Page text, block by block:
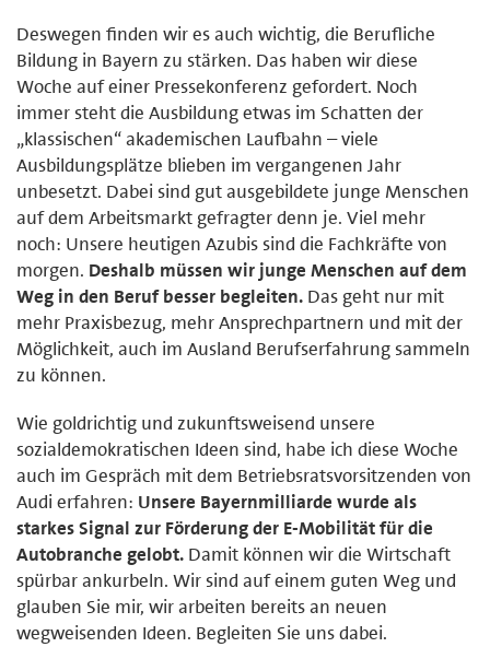
Deswegen finden wir es auch wichtig, die Berufliche
Bildung in Bayern zu stärken. Das haben wir diese
Woche auf einer Pressekonferenz gefordert. Noch
immer steht die Ausbildung etwas im Schatten der
„klassischen“ akademischen Laufbahn – viele
Ausbildungsplätze blieben im vergangenen Jahr
unbesetzt. Dabei sind gut ausgebildete junge Menschen
auf dem Arbeitsmarkt gefragter denn je. Viel mehr
noch: Unsere heutigen Azubis sind die Fachkräfte von
morgen. Deshalb müssen wir junge Menschen auf dem
Weg in den Beruf besser begleiten. Das geht nur mit
mehr Praxisbezug, mehr Ansprechpartnern und mit der
Möglichkeit, auch im Ausland Berufserfahrung sammeln
zu können.
Wie goldrichtig und zukunftsweisend unsere
sozialdemokratischen Ideen sind, habe ich diese Woche
auch im Gespräch mit dem Betriebsratsvorsitzenden von
Audi erfahren: Unsere Bayernmilliarde wurde als
starkes Signal zur Förderung der E-Mobilität für die
Autobranche gelobt. Damit können wir die Wirtschaft
spürbar ankurbeln. Wir sind auf einem guten Weg und
glauben Sie mir, wir arbeiten bereits an neuen
wegweisenden Ideen. Begleiten Sie uns dabei.